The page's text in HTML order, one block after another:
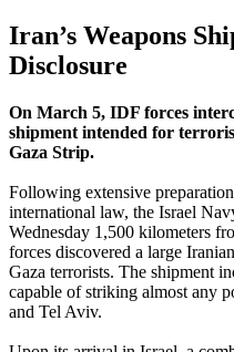
Iran’s Weapons
Disclosure
On March 5, IDF forces
shipment intended for
Gaza Strip.
Following extensive
international law, the Israel
Wednesday 1,500 kilometers
forces discovered a large
Gaza terrorists. The shipment
capable of striking almost any
and Tel Aviv.